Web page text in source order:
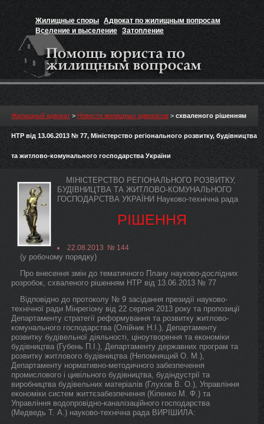
Жилищные споры Адвокат по жилищным вопросам
Вселение и выселение Затопление
Признание прав на жильё
Жилищный адвокат > Новости жилищных адвокатов > схваленого рішенням
НТР від 13.06.2013 № 77, Міністерство регіонального розвитку, будівництва
та житлово-комунального господарства України
МІНІСТЕРСТВО РЕГІОНАЛЬНОГО РОЗВИТКУ,
БУДІВНИЦТВА ТА ЖИТЛОВО-КОМУНАЛЬНОГО
ГОСПОДАРСТВА УКРАЇНИ Науково-технічна рада
РІШЕННЯ
22.08.2013 № 144
(у робочому порядку)
Про внесення змін до тематичного Плану науково-дослідних
розробок, схваленого рішенням НТР від 13.06.2013 № 77
Відповідно до протоколу № 9 засідання президії науково-
технічної ради Мінрегіону від 22 серпня 2013 року та пропозиції
Департаменту стратегії реформування та розвитку житлово-
комунального господарства (Олійник Н.І.), Департаменту
розвитку будівельної діяльності, ціноутворення та економіки
будівництва (Губень П.І.), Департаменту державних програм та
розвитку житлового будівництва (Непомнящий О. М.),
Департаменту нормативно-методичного забезпечення
промислового і цивільного будівництва, будіндустрії та
виробництва будівельних матеріалів (Глухов В. О.), Управління
економіки систем життєзабезпечення (Кіпенко М. Ф.) та
Управління водопровідно-каналізаційного господарства
(Медведь Т. А.) науково-технічна рада ВИРІШИЛА: